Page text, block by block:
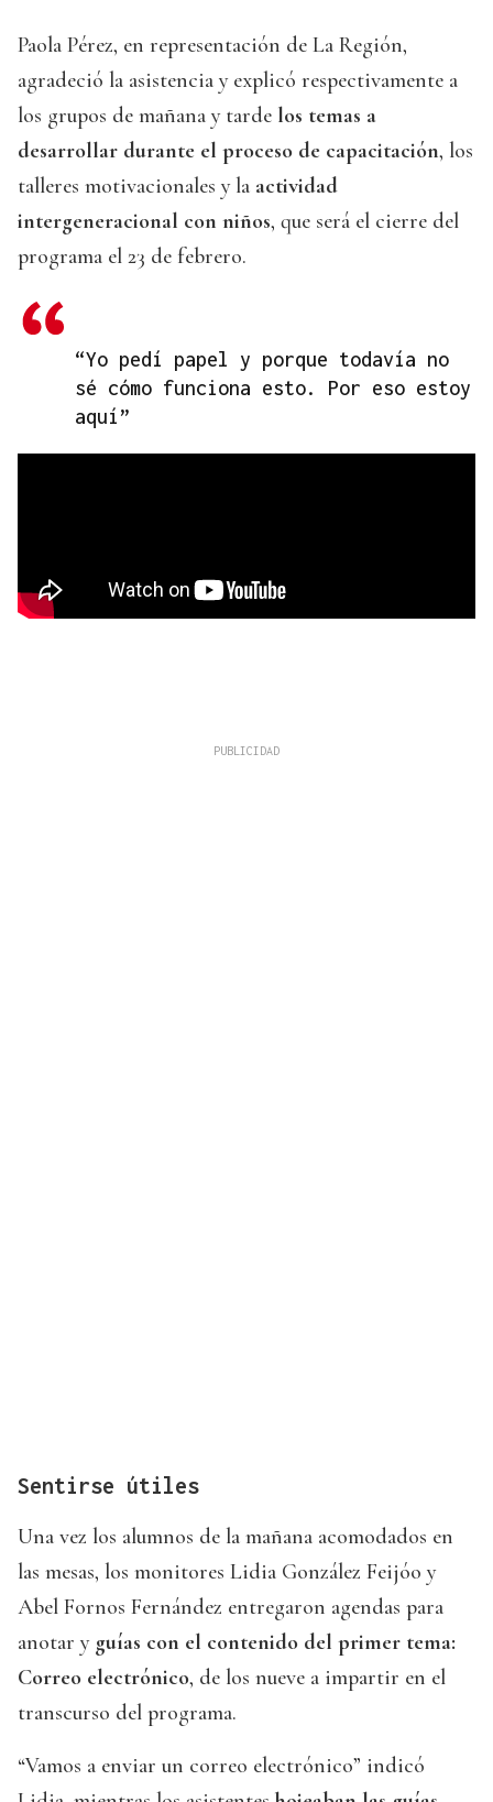
Paola Pérez, en representación de La Región,
agradeció la asistencia y explicó respectivamente a
los grupos de mañana y tarde los temas a
desarrollar durante el proceso de capacitación, los
talleres motivacionales y la actividad
intergeneracional con niños, que será el cierre del
programa el 23 de febrero.
“Yo pedí papel y porque todavía no
sé cómo funciona esto. Por eso estoy
aquí”
Sentirse útiles
Una vez los alumnos de la mañana acomodados en
las mesas, los monitores Lidia González Feijóo y
Abel Fornos Fernández entregaron agendas para
anotar y guías con el contenido del primer tema:
Correo electrónico, de los nueve a impartir en el
transcurso del programa.
“Vamos a enviar un correo electrónico” indicó